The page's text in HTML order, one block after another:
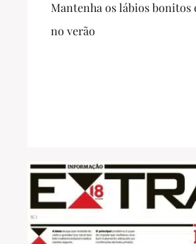
Mantenha os lábios bonitos
no verão